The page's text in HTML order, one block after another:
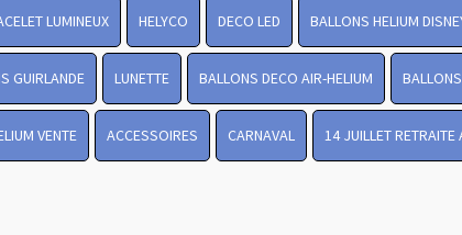
LUMINEUX HELYCO DECO LED BALLONS HELIUM
GUIRLANDE LUNETTE BALLONS DECO AIR-HELIUM
VENTE ACCESSOIRES CARNAVAL 14 JUILLET RETRAITE